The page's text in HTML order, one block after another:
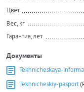
Цвет
Вес, кг
Гарантия, лет
Документы
Tekhnicheskaya-
Tekhnicheskiy-pasport